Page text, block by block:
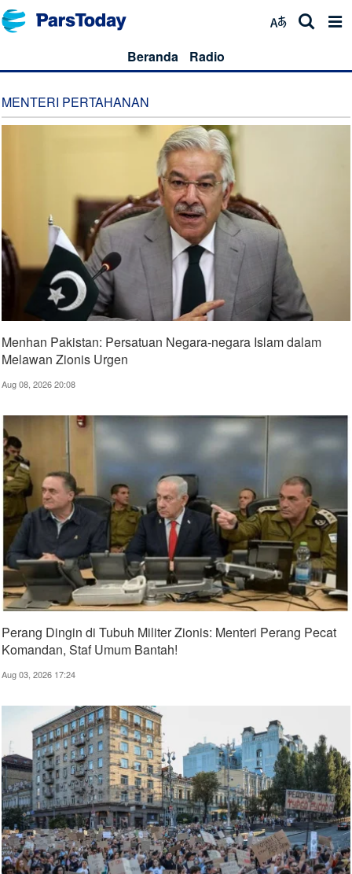
Beranda Radio
MENTERI PERTAHANAN
Menhan Pakistan: Persatuan Negara-negara Islam dalam
Melawan Zionis Urgen
Aug 08, 2026 20:08
Perang Dingin di Tubuh Militer Zionis: Menteri Perang Pecat
Komandan, Staf Umum Bantah!
Aug 03, 2026 17:24